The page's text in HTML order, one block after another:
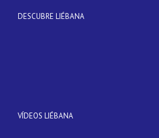
DESCUBRE LIÉBANA
VÍDEOS LIÉBANA